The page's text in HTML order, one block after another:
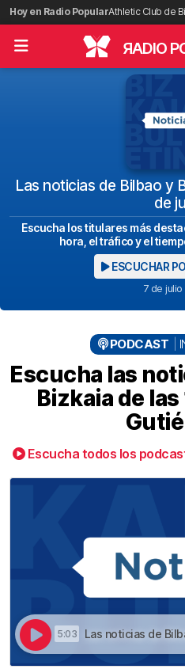
Saltar
al
contenido
Hoy en Radio PopularAthletic Club de
RADIO
Las noticias de Bilbao y
de
Escucha los titulares más
hora, el tráfico y el
ESCUCHAR
7 de
PODCAST
Escucha las
Bizkaia de
Escucha todos los
5:03 Las noticias de Bilbao y Bizkaia de las 12, hoy 07